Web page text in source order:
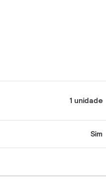
1 unidade
Sim